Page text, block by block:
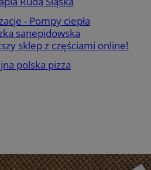
- Pompy ciepła
sanepidowska
sklep z częściami online!
polska pizza